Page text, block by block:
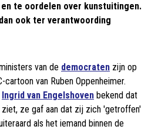
te oordelen over kunstuitingen.
ook ter verantwoording
van de democraten zijn op
van Ruben Oppenheimer.
Ingrid van Engelshoven bekend dat
ze gaf aan dat zij zich 'getroffen'
als het iemand binnen de